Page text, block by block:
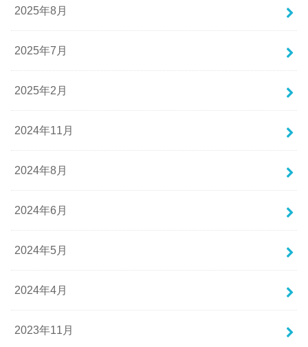
2025年8月
2025年7月
2025年2月
2024年11月
2024年8月
2024年6月
2024年5月
2024年4月
2023年11月